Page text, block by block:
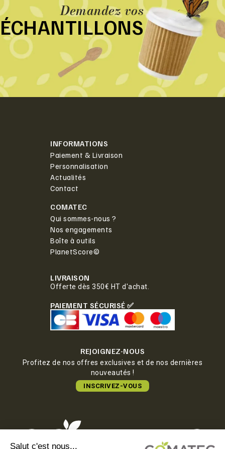
Demandez vos
ÉCHANTILLONS
INFORMATIONS
Paiement & Livraison
Personnalisation
Actualités
Contact
COMATEC
Qui sommes-nous ?
Nos engagements
Boîte à outils
PlanetScore©
LIVRAISON
Offerte dès 350€ HT d'achat.
PAIEMENT SÉCURISÉ ✅
REJOIGNEZ-NOUS
Profitez de nos offres exclusives et de nos dernières
nouveautés !
INSCRIVEZ-VOUS